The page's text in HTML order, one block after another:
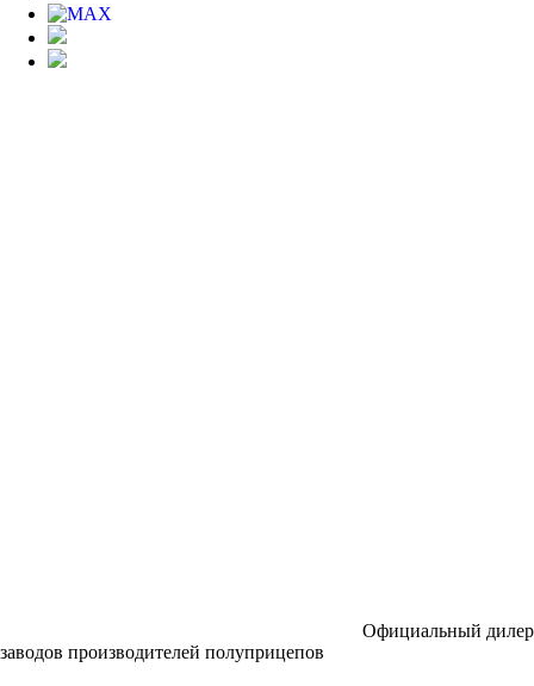
Официальный дилер
заводов производителей полуприцепов